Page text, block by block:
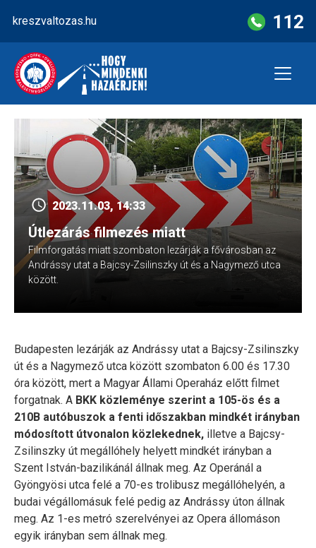
content
kreszvaltozas.hu 112
2023.11.03, 14:33
Útlezárás filmezés miatt
Filmforgatás miatt szombaton lezárják a fővárosban az
Andrássy utat a Bajcsy-Zsilinszky út és a Nagymező utca
között.
Budapesten lezárják az Andrássy utat a Bajcsy-Zsilinszky
út és a Nagymező utca között szombaton 6.00 és 17.30
óra között, mert a Magyar Állami Operaház előtt filmet
forgatnak. A BKK közleménye szerint a 105-ös és a
210B autóbuszok a fenti időszakban mindkét irányban
módosított útvonalon közlekednek, illetve a Bajcsy-
Zsilinszky út megállóhely helyett mindkét irányban a
Szent István-bazilikánál állnak meg. Az Operánál a
Gyöngyösi utca felé a 70-es trolibusz megállóhelyén, a
budai végállomásuk felé pedig az Andrássy úton állnak
meg. Az 1-es metró szerelvényei az Opera állomáson
egyik irányban sem állnak meg.